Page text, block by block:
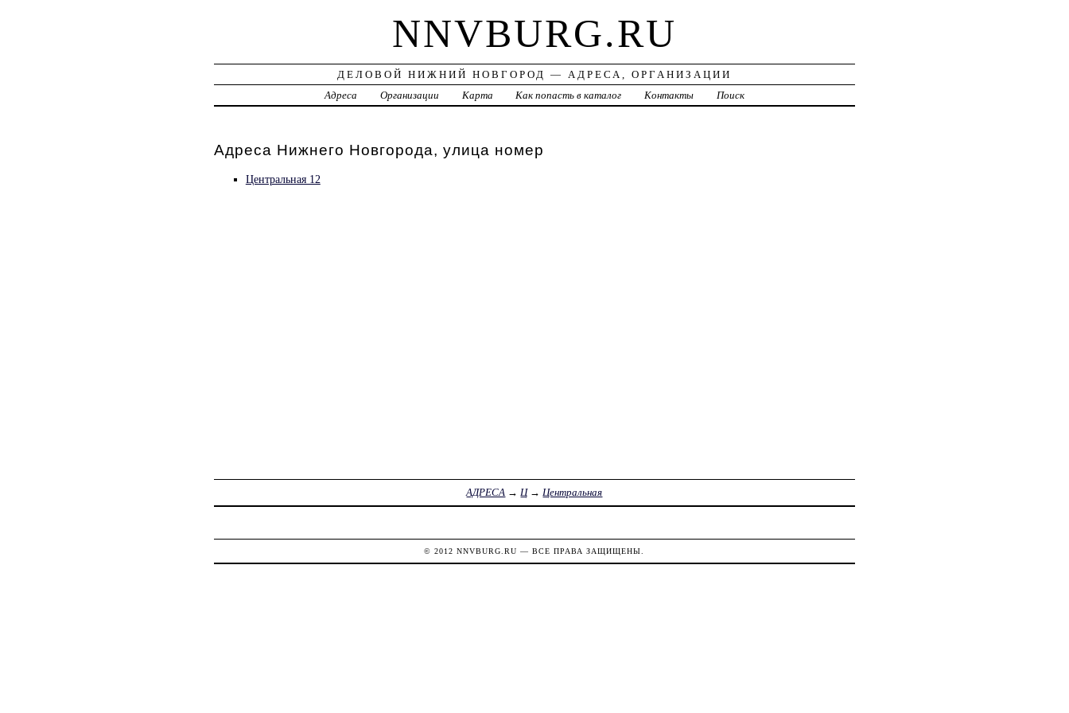
NNVBURG.RU
ДЕЛОВОЙ НИЖНИЙ НОВГОРОД — АДРЕСА, ОРГАНИЗАЦИИ
Адреса
Организации Карта Как попасть в каталог Контакты Поиск
Адреса Нижнего Новгорода, улица номер
Центральная 12
АДРЕСА →Ц→Центральная
© 2012NNVBURG.RU — ВСЕ ПРАВА ЗАЩИЩЕНЫ.